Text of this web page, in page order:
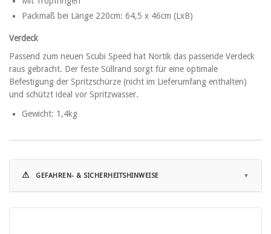
Packmaß bei Länge 220cm: 64,5 x 46cm (LxB)
Verdeck
Passend zum neuen Scubi Speed hat Nortik das passende Verdeck
raus gebracht. Der feste Süllrand sorgt für eine optimale
Befestigung der Spritzschürze (nicht im Lieferumfang enthalten)
und schützt ideal vor Spritzwasser.
Gewicht: 1,4kg
⚠ GEFAHREN- & SICHERHEITSHINWEISE
Hinweise zur Nutzung von Kajaks: